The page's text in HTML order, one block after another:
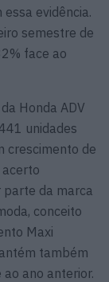
evidência.
semestre de
face ao
Honda ADV
unidades
crescimento de
da marca
conceito
Maxi
também
ano anterior.